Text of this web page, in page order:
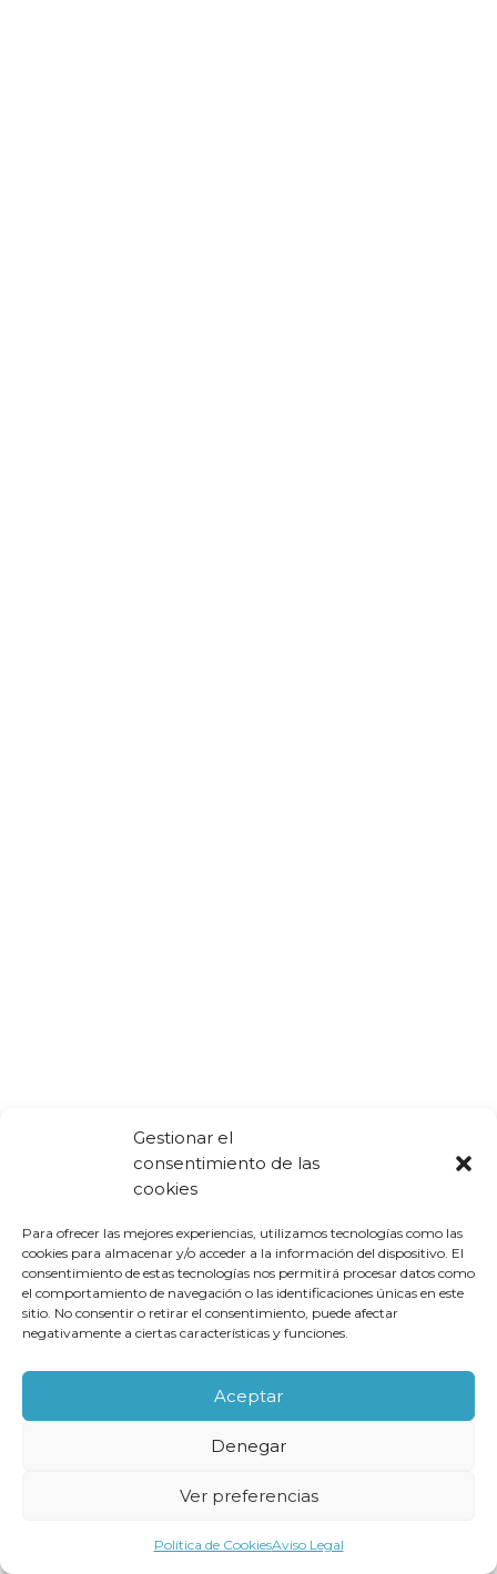
Gestionar el
consentimiento de las
cookies
Para ofrecer las mejores experiencias, utilizamos tecnologías como las
cookies para almacenar y/o acceder a la información del dispositivo. El
consentimiento de estas tecnologías nos permitirá procesar datos como
el comportamiento de navegación o las identificaciones únicas en este
sitio. No consentir o retirar el consentimiento, puede afectar
negativamente a ciertas características y funciones.
Aceptar
Denegar
Ver preferencias
Política de CookiesAviso Legal